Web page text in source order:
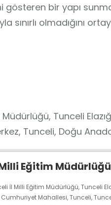
gösteren bir yapı
sınırlı olmadığını
ve eğitimin planlama,
kavramalarını ve
içinde kendini doğru
eğitim hizmetlerine
Tunceli
Tunceli, Doğu
Eğitim Müdürlüğü
İl Milli Eğitim Müdürlüğü, Tunceli
Cumhuriyet Mahallesi, Tunceli,